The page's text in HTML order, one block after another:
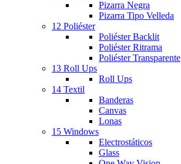
Pizarra Negra
Pizarra Tipo Velleda
12 Poliéster
Poliéster Backlit
Poliéster Ritrama
Poliéster Transparente
13 Roll Ups
Roll Ups
14 Textil
Banderas
Canvas
Lonas
15 Windows
Electrostáticos
Glass